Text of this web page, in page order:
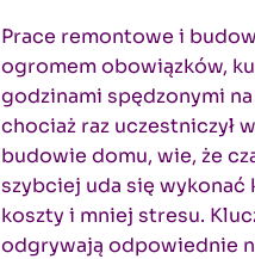
Prace remontowe i
ogromem obowiązków,
godzinami spędzonymi
chociaż raz uczestniczył
budowie domu, wie, że
szybciej uda się wykonać
koszty i mniej stresu.
odgrywają odpowiednie